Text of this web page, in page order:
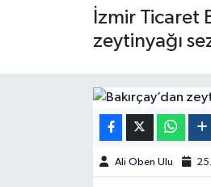
İzmir Ticaret
zeytinyağı
Ali Oben Ulu
İzmir Trafik Yoğunluk
Süper Lig Puan Durumu
Tüm Manşetler
Son Dakika Haberleri
Haber Arşivi